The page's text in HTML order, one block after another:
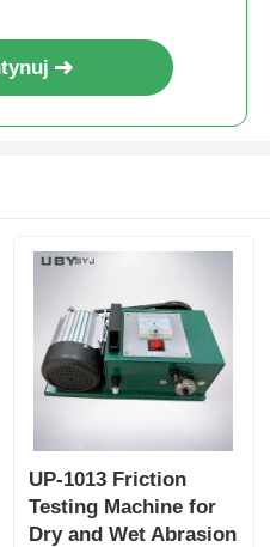
UP-1013 Friction
Testing Machine for
Dry and Wet Abrasion